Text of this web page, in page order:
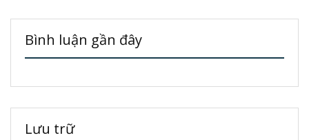
Bình luận gần đây
Lưu trữ